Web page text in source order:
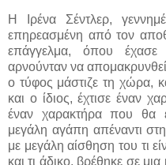
Η Ιρένα Σέντλερ,
επηρεασμένη από τον
επάγγελμα, όπου
αρνούνταν να
ο τύφος μάστιζε τη χώρα,
και ο ίδιος, έχτισε έναν
έναν χαρακτήρα που θα
μεγάλη αγάπη απέναντι
με μεγάλη αίσθηση του τι
και τι άδικο, βρέθηκε σε